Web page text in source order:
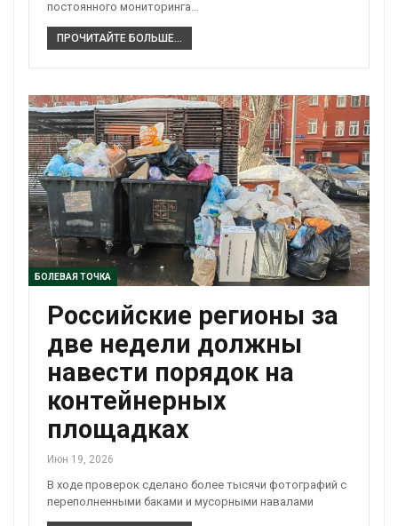
постоянного мониторинга…
ПРОЧИТАЙТЕ БОЛЬШЕ...
БОЛЕВАЯ ТОЧКА
Российские регионы за
две недели должны
навести порядок на
контейнерных
площадках
Июн 19, 2026
В ходе проверок сделано более тысячи фотографий с
переполненными баками и мусорными навалами